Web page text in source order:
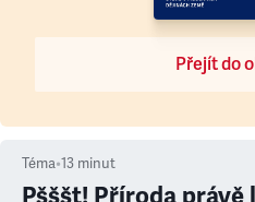
Přejít do
Téma•13 minut
Pšššt! Příroda právě